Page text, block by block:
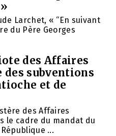
Larchet, « “En suivant
du Père Georges
des Affaires
des subventions
et de
des Affaires
le cadre du mandat du
...